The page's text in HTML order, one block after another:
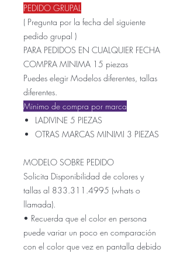
PEDIDO GRUPAL
( Pregunta por la fecha del siguiente
pedido grupal )
PARA PEDIDOS EN CUALQUIER FECHA
COMPRA MINIMA 15 piezas
Puedes elegir Modelos diferentes, tallas
diferentes.
Minimo de compra por marca
LADIVINE 5 PIEZAS
OTRAS MARCAS MINIMI 3 PIEZAS
MODELO SOBRE PEDIDO
Solicita Disponibilidad de colores y
tallas al 833.311.4995 (whats o
llamada).
• Recuerda que el color en persona
puede variar un poco en comparación
con el color que vez en pantalla debido